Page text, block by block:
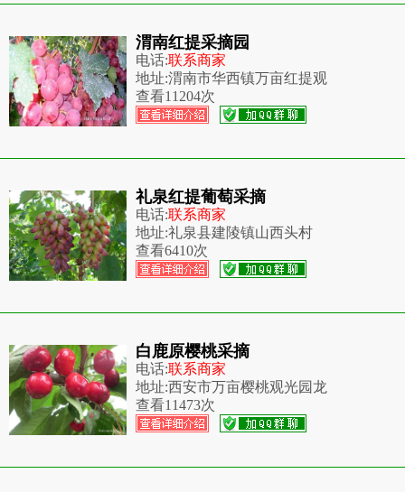
渭南红提采摘园
电话:联系商家
地址:渭南市华西镇万亩红提观
查看11204次
礼泉红提葡萄采摘
电话:联系商家
地址:礼泉县建陵镇山西头村
查看6410次
白鹿原樱桃采摘
电话:联系商家
地址:西安市万亩樱桃观光园龙
查看11473次